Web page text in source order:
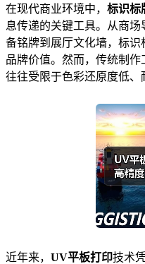
在现代商业环境中， 标识标
息传递的关键工具。从商
备铭牌到展厅文化墙，标
品牌价值。然而，传统制作
往往受限于色彩还原度低、
近年来， UV平板打印技术